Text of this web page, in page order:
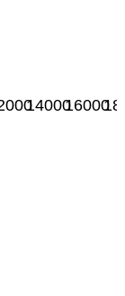
1400016000